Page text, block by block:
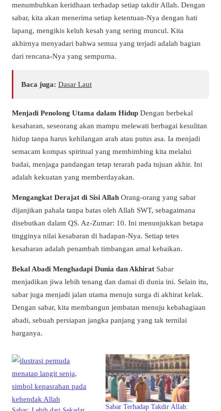
menumbuhkan keridhaan terhadap setiap takdir Allah. Dengan
sabar, kita akan menerima setiap ketentuan-Nya dengan hati
lapang, mengikis keluh kesah yang sering muncul. Kita
akhirnya menyadari bahwa semua yang terjadi adalah bagian
dari rencana-Nya yang sempurna.
Baca juga: Dasar Laut
Menjadi Penolong Utama dalam Hidup Dengan berbekal
kesabaran, seseorang akan mampu melewati berbagai kesulitan
hidup tanpa harus kehilangan arah atau putus asa. Ia menjadi
semacam kompas spiritual yang membimbing kita melalui
badai, menjaga pandangan tetap terarah pada tujuan akhir. Ini
adalah kekuatan yang memberdayakan.
Mengangkat Derajat di Sisi Allah Orang-orang yang sabar
dijanjikan pahala tanpa batas oleh Allah SWT, sebagaimana
disebutkan dalam QS. Az-Zumar: 10. Ini menunjukkan betapa
tingginya nilai kesabaran di hadapan-Nya. Setiap tetes
kesabaran adalah penambah timbangan amal kebaikan.
Bekal Abadi Menghadapi Dunia dan Akhirat Sabar
menjadikan jiwa lebih tenang dan damai di dunia ini. Selain itu,
sabar juga menjadi jalan utama menuju surga di akhirat kelak.
Dengan sabar, kita membangun jembatan menuju kebahagiaan
abadi, sebuah persiapan jangka panjang yang tak ternilai
harganya.
Sabar Terhadap Takdir Allah: